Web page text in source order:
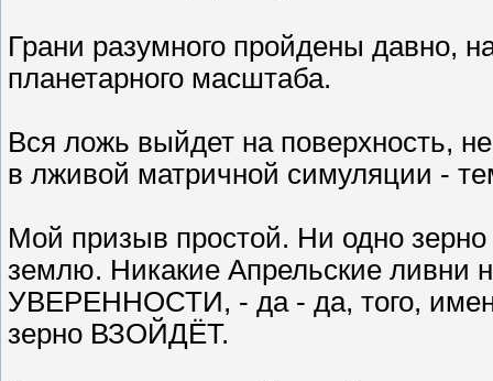
Грани разумного пройдены давно,
планетарного масштаба.
Вся ложь выйдет на поверхность,
в лживой матричной симуляции -
Мой призыв простой. Ни одно зерно
землю. Никакие Апрельские ливни
УВЕРЕННОСТИ, - да - да, того,
зерно ВЗОЙДЁТ.